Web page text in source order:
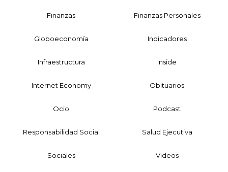
Finanzas Finanzas Personales
Globoeconomía Indicadores
Infraestructura Inside
Internet Economy Obituarios
Ocio Podcast
Responsabilidad Social Salud Ejecutiva
Sociales Videos